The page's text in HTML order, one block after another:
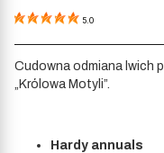
5.0
Cudowna odmiana lwich
„Królowa Motyli”.
Hardy annuals